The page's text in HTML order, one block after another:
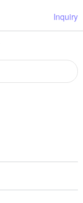
Inquiry